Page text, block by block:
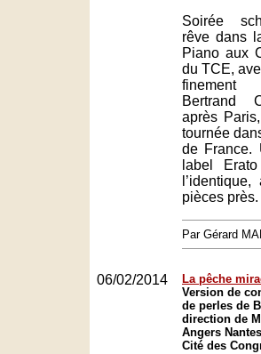
Soirée
rêve dans
Piano aux
du TCE,
finement
Bertrand
après
tournée
de France.
label
pièces
Par Gérard
06/02/2014
La pêche
Version de
de perles de
direction de
Angers
Cité des